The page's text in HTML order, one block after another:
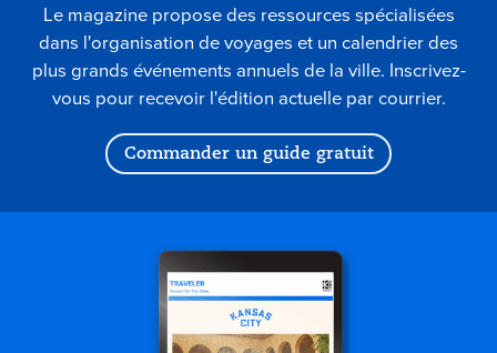
Le magazine propose des ressources spécialisées
dans l'organisation de voyages et un calendrier des
plus grands événements annuels de la ville. Inscrivez-
vous pour recevoir l'édition actuelle par courrier.
Commander un guide gratuit